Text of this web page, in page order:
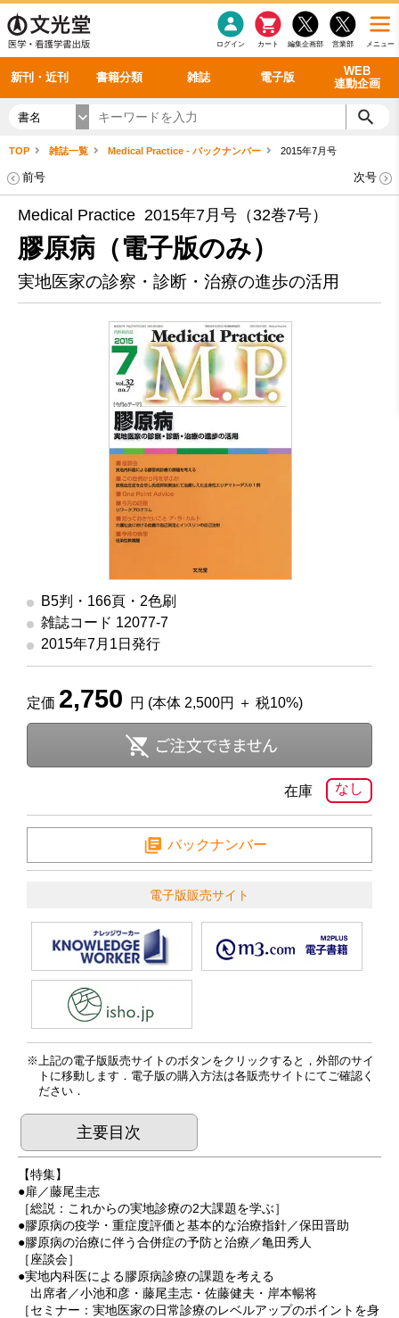
メニュー
営業部
編集企画部
カート
ログイン
新刊・近刊 書籍分類 雑誌 電子版
WEB
連動企画
感染症 老年医学
看護・介護
呼吸器
循環器
シリーズ一覧
雑誌投稿規定
理学療法
雑誌案内・年間購読 最新号 バックナンバー
電子書籍
電子雑誌
書籍「データに基づく臨床動作分析」WEB動画
書籍「眼手術学」WEB動画
書籍「神経症候学 II 改訂第二版」 WEB動画
新刊一覧
今後の発行予定
書名
TOP 雑誌一覧 Medical Practice - バックナンバー 2015年7月号
前号 次号
Medical Practice 2015年7月号（32巻7号）
膠原病（電子版のみ）
実地医家の診察・診断・治療の進歩の活用
B5判・166頁・2色刷
雑誌コード 12077-7
2015年7月1日発行
定価 2,750 円 (本体 2,500円 ＋ 税10%)
なし
在庫
バックナンバー
電子版販売サイト
上記の電子版販売サイトのボタンをクリックすると，外部のサイ
トに移動します．電子版の購入方法は各販売サイトにてご確認く
ださい．
主要目次
【特集】
●扉／藤尾圭志
［総説：これからの実地診療の2大課題を学ぶ］
●膠原病の疫学・重症度評価と基本的な治療指針／保田晋助
●膠原病の治療に伴う合併症の予防と治療／亀田秀人
［座談会］
●実地内科医による膠原病診療の課題を考える
出席者／小池和彦・藤尾圭志・佐藤健夫・岸本暢将
［セミナー：実地医家の日常診療のレベルアップのポイントを身